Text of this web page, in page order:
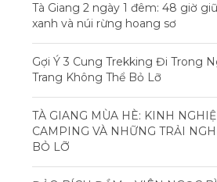
Tà Giang 2 ngày 1 đêm: 48 giờ
xanh và núi rừng hoang sơ
Gợi Ý 3 Cung Trekking Đi Trong
Trang Không Thể Bỏ Lỡ
TÀ GIANG MÙA HÈ: KINH
CAMPING VÀ NHỮNG TRẢI
BỎ LỠ